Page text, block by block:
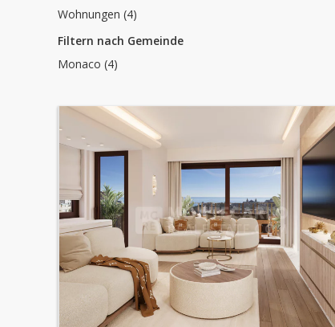
Wohnungen (4)
Filtern nach Gemeinde
Monaco (4)